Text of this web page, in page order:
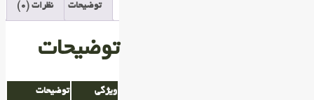
توضیحات نظرات (0)
توضیحات
ویژگی توضیحات